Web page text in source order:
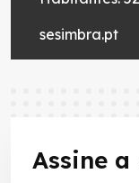
sesimbra.pt
Assine